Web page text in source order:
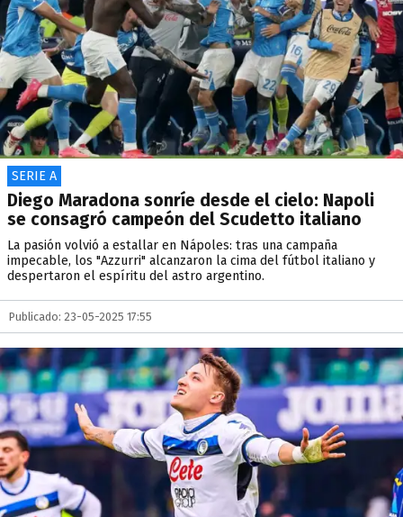
SERIE A
Diego Maradona sonríe desde el cielo: Napoli
se consagró campeón del Scudetto italiano
La pasión volvió a estallar en Nápoles: tras una campaña
impecable, los "Azzurri" alcanzaron la cima del fútbol italiano y
despertaron el espíritu del astro argentino.
Publicado: 23-05-2025 17:55